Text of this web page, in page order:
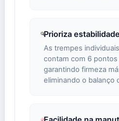
Prioriza
As trempes
contam com 6 pontos
garantindo firmeza
eliminando o balanço